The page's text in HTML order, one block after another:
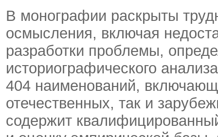
В монографии раскрыты
осмысления, включая
разработки проблемы,
историографического
404 наименований,
отечественных, так и
содержит